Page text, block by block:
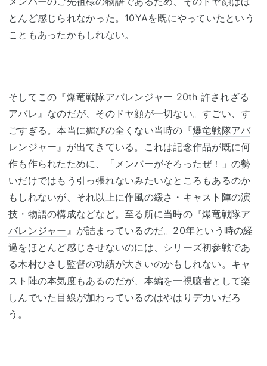
とんど感じられなかった。10YAを既にやっていたという
こともあったかもしれない。
そしてこの『爆竜戦隊アバレンジャー 20th 許されざる
アバレ』なのだが、そのドヤ顔が一切ない。すごい、す
ごすぎる。本当に媚びの全くない当時の『爆竜戦隊アバ
レンジャー』が出てきている。これは記念作品が既に何
作も作られたために、「メンバーがそろったぜ！」の勢
いだけではもう引っ張れないみたいなところもあるのか
もしれないが、それ以上に作風の緩さ・キャスト陣の演
技・物語の構成などなど。至る所に当時の『爆竜戦隊ア
バレンジャー 』が詰まっているのだ。20年という時の経
過をほとんど感じさせないのには、シリーズ初参戦であ
る木村ひさし監督の功績が大きいのかもしれない。キャ
スト陣の本気度もあるのだが、本編を一視聴者として楽
しんでいた目線が加わっているのはやはりデカいだろ
う。